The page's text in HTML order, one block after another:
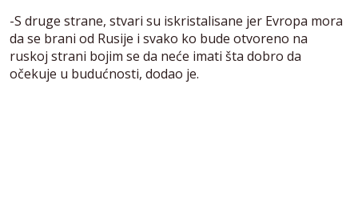
-S druge strane, stvari su iskristalisane jer Evropa mora
da se brani od Rusije i svako ko bude otvoreno na
ruskoj strani bojim se da neće imati šta dobro da
očekuje u budućnosti, dodao je.